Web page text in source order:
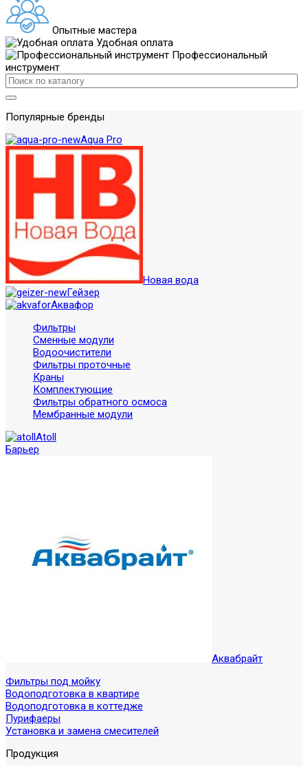
Опытные мастера
Удобная оплата
Профессиональный
инструмент
Популярные бренды
Aqua Pro
Новая вода
Гейзер
Аквафор
Фильтры
Сменные модули
Водоочистители
Фильтры проточные
Краны
Комплектующие
Фильтры обратного осмоса
Мембранные модули
Atoll
Барьер
Аквабрайт
Фильтры под мойку
Водоподготовка в квартире
Водоподготовка в коттедже
Пурифаеры
Установка и замена смесителей
Продукция